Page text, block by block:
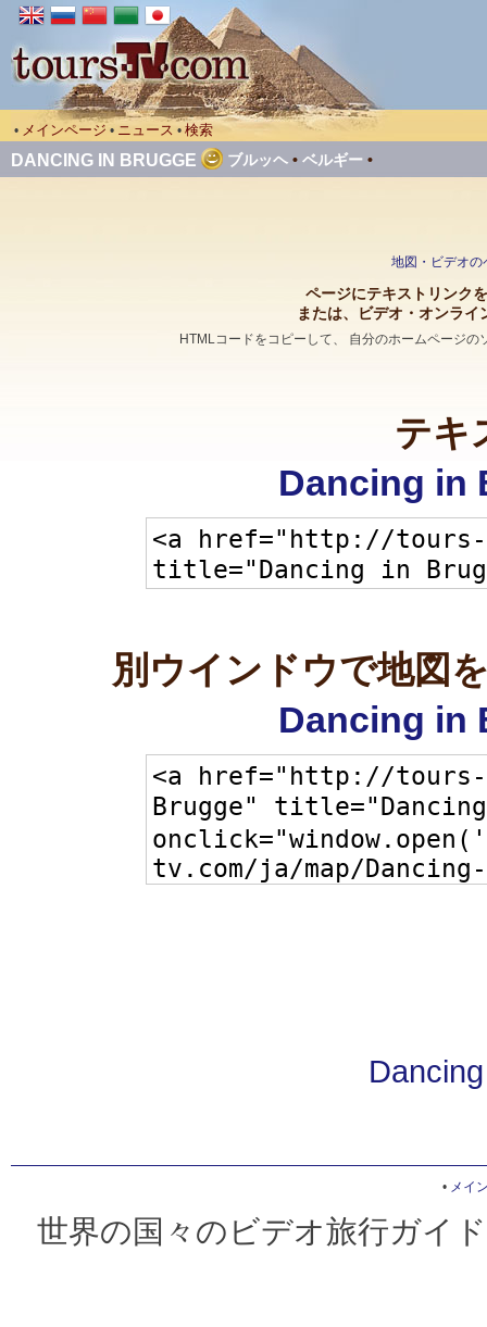
• メインページ • ニュース • 検索
DANCING IN BRUGGE ブルッヘ • ベルギー •
地図・ビデオ
ページにテキストリンク
または、ビデオ・オンラ
HTMLコードをコピーして、 自分のホームページ
テキ
Dancing in
別ウインドウで地図
Dancing in
• メイ
世界の国々のビデオ旅行ガイ